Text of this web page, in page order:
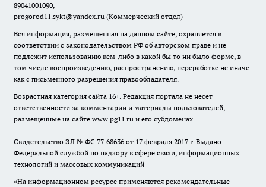
89041001090,
progorod11.sykt@yandex.ru (Коммерческий отдел)
Вся информация, размещенная на данном сайте, охраняется в
соответствии с законодательством РФ об авторском праве и не
подлежит использованию кем-либо в какой бы то ни было форме, в
том числе воспроизведению, распространению, переработке не иначе
как с письменного разрешения правообладателя.
Возрастная категория сайта 16+. Редакция портала не несет
ответственности за комментарии и материалы пользователей,
размещенные на сайте www.pg11.ru и его субдоменах.
Свидетельство ЭЛ № ФС 77-68636 от 17 февраля 2017 г. Выдано
Федеральной службой по надзору в сфере связи, информационных
технологий и массовых коммуникаций
«На информационном ресурсе применяются рекомендательные